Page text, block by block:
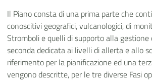
Il Piano consta di una prima parte che
conoscitivi geografici, vulcanologici, di
Stromboli e quelli di supporto alla
seconda dedicata ai livelli di allerta e allo
riferimento per la pianificazione ed una
vengono descritte, per le tre diverse Fasi